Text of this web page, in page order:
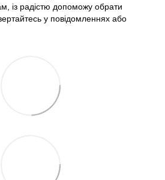
із радістю допоможу обрати
у повідомленнях або